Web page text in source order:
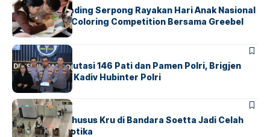
Atria Hotel Gading Serpong Rayakan Hari Anak Nasional
Lewat Family Coloring Competition Bersama Greebel
Indonesia
BERITA
Mabes Polri Mutasi 146 Pati dan Pamen Polri, Brigjen
Untung Jabat Kadiv Hubinter Polri
BANDARABERITA
Ketika Jalur Khusus Kru di Bandara Soetta Jadi Celah
Sindikat Narkotika